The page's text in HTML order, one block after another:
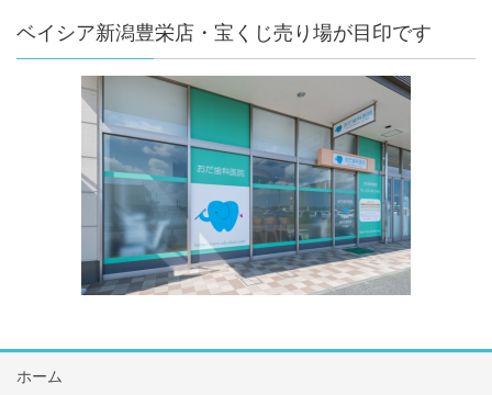
ベイシア新潟豊栄店・宝くじ売り場が目印です
ホーム